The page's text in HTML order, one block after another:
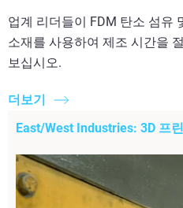
업계 리더들이 FDM 탄소 섬유
소재를 사용하여 제조 시간을
보십시오.
더보기
East/West Industries: 3D 프